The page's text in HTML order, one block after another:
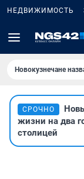
НЕДВИЖИМОСТЬ
Новокузнечане
СРОЧНО
жизни на два
столицей